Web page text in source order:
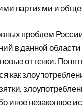
партиями и
проблем
в данной
оттенки.
как
иное незаконное